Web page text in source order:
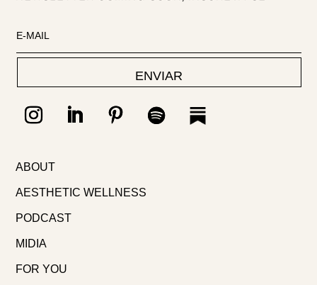
ENVIAR
ABOUT
AESTHETIC WELLNESS
PODCAST
MIDIA
FOR YOU